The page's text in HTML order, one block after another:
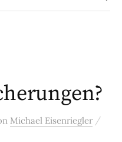
Michael Eisenriegler /